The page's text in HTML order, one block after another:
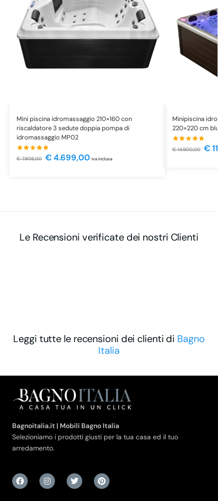
Mini piscina idromassaggio 210×160 con
riscaldatore 3 sedute doppia pompa di
idromassaggio MP02
€7.808,00 €4.699,00 iva inclusa
Minipiscina
220×220 cm
€14.900,00 €
Le Recensioni verificate dei nostri Clienti
Leggi tutte le recensioni dei clienti di Bagno
Italia
Bagnoitalia.it | Mobili Bagno Italia
Selezioniamo i prodotti giusti per la tua casa ed il tuo
arredamento.